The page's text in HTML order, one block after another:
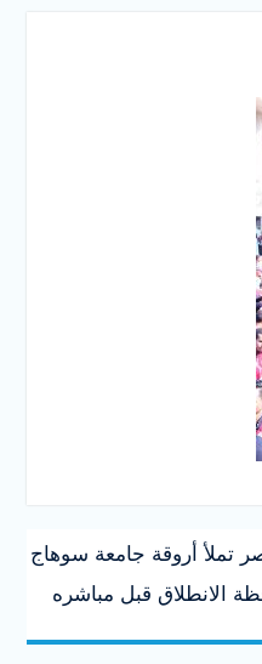
للتنسيق
تملأ أروقة جامعة سوهاج
الانطلاق قبل مباشره